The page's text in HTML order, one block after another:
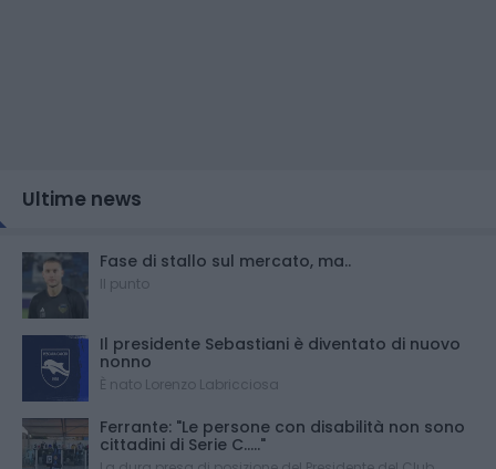
Ultime news
Fase di stallo sul mercato, ma..
Il punto
Il presidente Sebastiani è diventato di nuovo
nonno
È nato Lorenzo Labricciosa
Ferrante: "Le persone con disabilità non sono
cittadini di Serie C....."